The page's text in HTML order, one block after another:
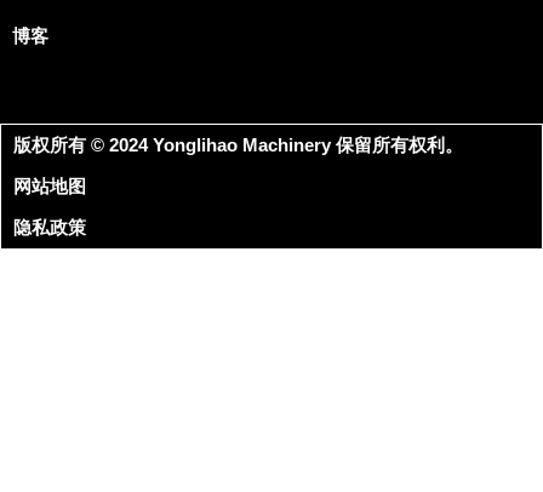
博客
版权所有 © 2024 Yonglihao Machinery 保留所有权利。
网站地图
隐私政策